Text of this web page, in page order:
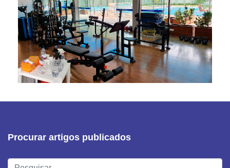
Procurar artigos publicados
Pesquisar...